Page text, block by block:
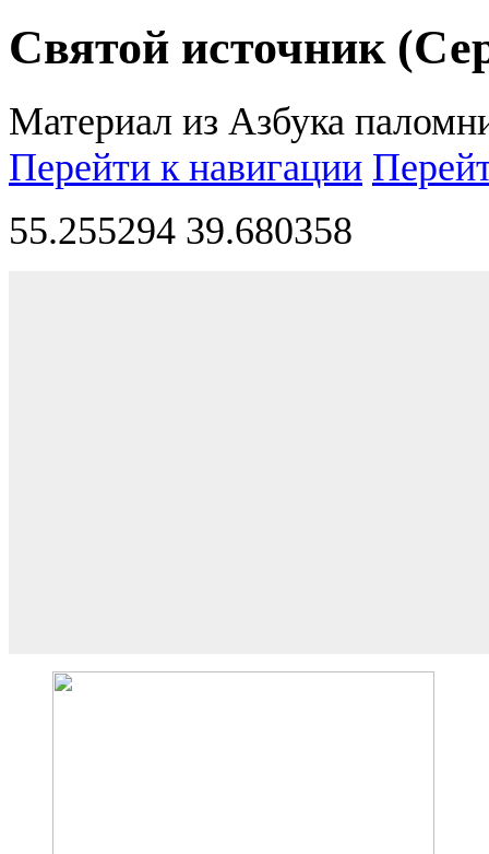
Святой источник
Материал из Азбука
Перейти к навигации
55.255294 39.680358